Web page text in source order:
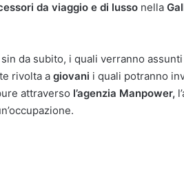
da viaggio e di lusso nella
sin da subito, i quali verranno
rivolta a giovani i quali potranno
attraverso l’agenzia Manpower,